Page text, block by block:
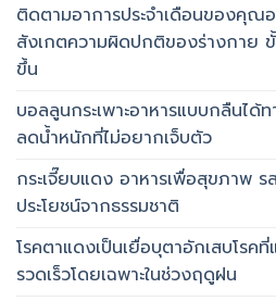
ติดตามอาการประจำเดือนของคุณอ
สังเกตความผิดปกติของร่างกาย
ขึ้น
บอลลูนกระเพาะอาหารแบบกลืนได้
ลดน้ำหนักที่ไม่อยากเจ็บตัว
กระเจี๊ยบแดง อาหารเพื่อสุขภาพ
ประโยชน์จากธรรมชาติ
โรคตาแดงเป็นเยื่อบุตาอักเสบโรค
รวดเร็วโดยเฉพาะในช่วงฤดูฝน